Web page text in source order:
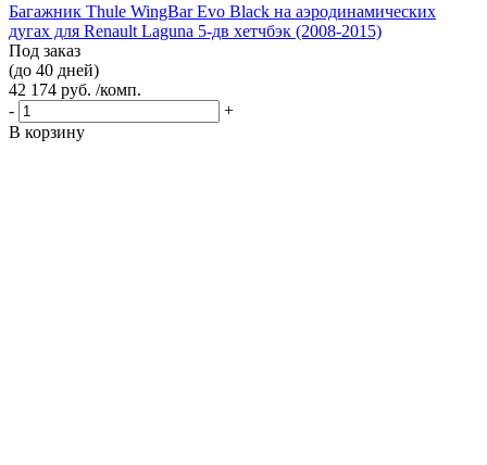
Багажник Thule WingBar Evo Black на аэродинамических
дугах для Renault Laguna 5-дв хетчбэк (2008-2015)
Под заказ
(до 40 дней)
42 174 руб. /комп.
-
+
В корзину